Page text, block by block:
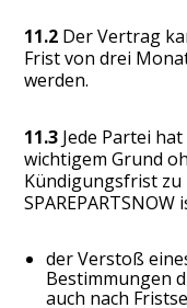
11.2 Der Vertrag
Frist von drei
werden.
11.3 Jede Partei
wichtigem Grund
Kündigungsfrist zu
der Verstoß
Bestimmungen
auch nach